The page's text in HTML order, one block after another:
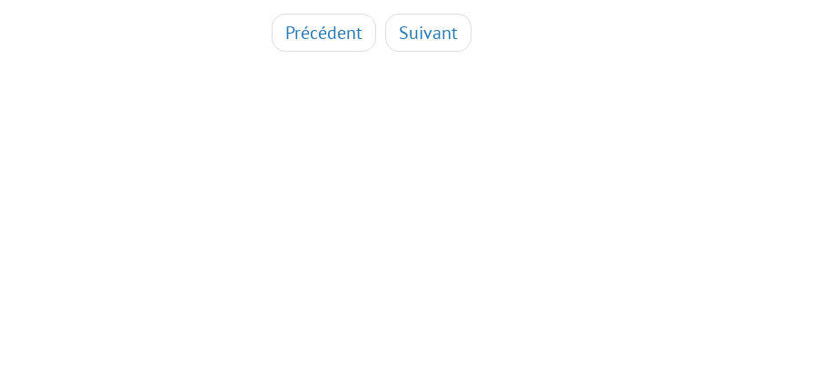
Précédent Suivant